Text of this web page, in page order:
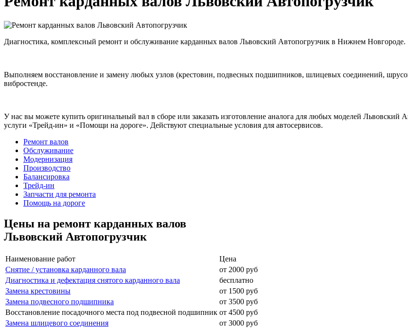
Диагностика, комплексный ремонт и обслуживание карданных валов Львовский Автопогрузчик в Нижнем Новгороде.
Выполняем восстановление и замену любых узлов (крестовин, подвесных подшипников, шлицевых соединений,
вибростенде.
У нас вы можете купить оригинальный вал в сборе или заказать изготовление аналога для любых моделей Львовский
услуги «Трейд-ин» и «Помощи на дороге». Действуют специальные условия для автосервисов.
Ремонт валов
Обслуживание
Модернизация
Производство
Балансировка
Трейд-ин
Запчасти для ремонта
Помощь на дороге
Цены на ремонт карданных валов
Львовский Автопогрузчик
Наименование работ
Цена
Снятие / установка карданного вала
от 2000 руб
Диагностика и дефектация снятого карданного вала
бесплатно
Замена крестовины
от 1500 руб
Замена подвесного подшипника
от 3500 руб
Восстановление посадочного места под подвесной подшипник от 4500 руб
Замена шлицевого соединения
от 3000 руб